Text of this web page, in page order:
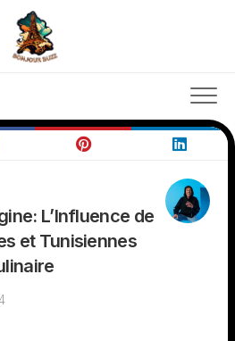
L’Influence de
et Tunisiennes